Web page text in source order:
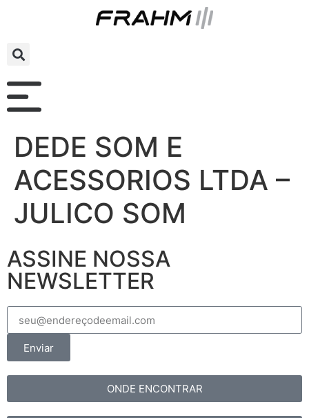
DEDE SOM E
ACESSORIOS LTDA –
JULICO SOM
ASSINE NOSSA
NEWSLETTER
Enviar
ONDE ENCONTRAR